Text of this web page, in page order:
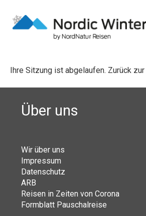
Ihre Sitzung ist abgelaufen. Zurück zur
Über uns
Wir über uns
Impressum
Datenschutz
ARB
Reisen in Zeiten von Corona
Formblatt Pauschalreise